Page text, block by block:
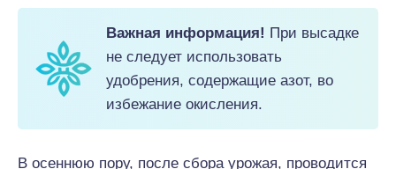
Важная информация! При высадке
не следует использовать
удобрения, содержащие азот, во
избежание окисления.
В осеннюю пору, после сбора урожая, проводится